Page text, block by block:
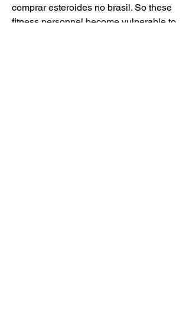
comprar esteroides no brasil. So these
fitness personnel become vulnerable to